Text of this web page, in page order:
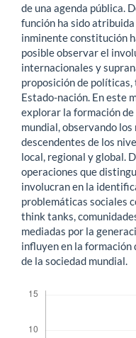
de una agenda pública.
función ha sido
inminente constitución
posible observar el
internacionales y
proposición de
Estado-nación. En este
explorar la formación de
mundial, observando
descendentes de los
local, regional y global.
operaciones que
involucran en la
problemáticas sociales
think tanks,
mediadas por la
influyen en la formación
de la sociedad mundial.